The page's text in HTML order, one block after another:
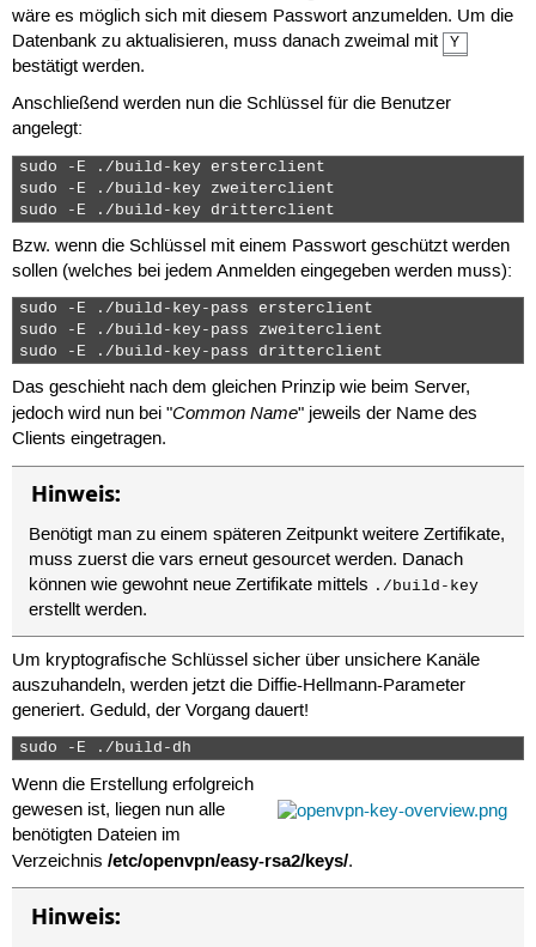
wäre es möglich sich mit diesem Passwort anzumelden. Um die
Datenbank zu aktualisieren, muss danach zweimal mit
Y
bestätigt werden.
Anschließend werden nun die Schlüssel für die Benutzer
angelegt:
sudo -E ./build-key ersterclient
sudo -E ./build-key zweiterclient
sudo -E ./build-key dritterclient
Bzw. wenn die Schlüssel mit einem Passwort geschützt werden
sollen (welches bei jedem Anmelden eingegeben werden muss):
sudo -E ./build-key-pass ersterclient
sudo -E ./build-key-pass zweiterclient
sudo -E ./build-key-pass dritterclient
Das geschieht nach dem gleichen Prinzip wie beim Server,
jedoch wird nun bei "Common Name" jeweils der Name des
Clients eingetragen.
Hinweis:
Benötigt man zu einem späteren Zeitpunkt weitere Zertifikate,
muss zuerst die vars erneut gesourcet werden. Danach
können wie gewohnt neue Zertifikate mittels ./build-key
erstellt werden.
Um kryptografische Schlüssel sicher über unsichere Kanäle
auszuhandeln, werden jetzt die Diffie-Hellmann-Parameter
generiert. Geduld, der Vorgang dauert!
sudo -E ./build-dh
Wenn die Erstellung erfolgreich
gewesen ist, liegen nun alle
benötigten Dateien im
Verzeichnis /etc/openvpn/easy-rsa2/keys/.
Hinweis: